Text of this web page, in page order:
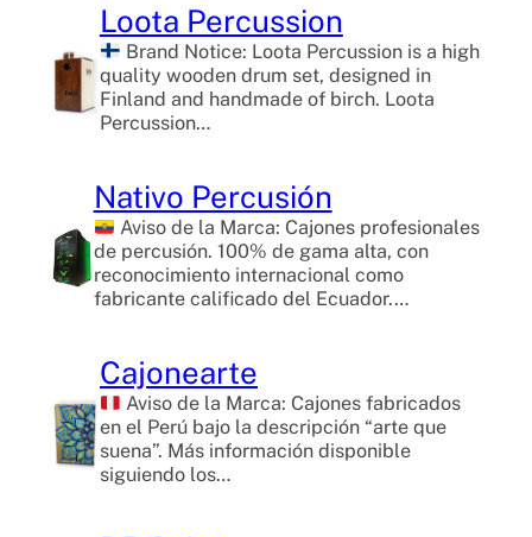
Loota Percussion
Brand Notice: Loota Percussion is a high
quality wooden drum set, designed in
Finland and handmade of birch. Loota
Percussion…
Nativo Percusión
Aviso de la Marca: Cajones profesionales
de percusión. 100% de gama alta, con
reconocimiento internacional como
fabricante calificado del Ecuador.…
Cajonearte
Aviso de la Marca: Cajones fabricados
en el Perú bajo la descripción “arte que
suena”. Más información disponible
siguiendo los…